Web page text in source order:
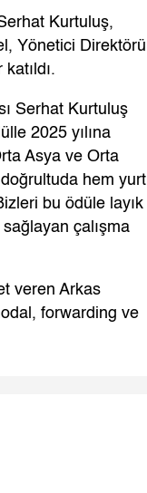
Kurtuluş,
Yönetici Direktörü
Serhat Kurtuluş
2025 yılına
Asya ve Orta
hem yurt
bu ödüle layık
çalışma
veren Arkas
forwarding ve